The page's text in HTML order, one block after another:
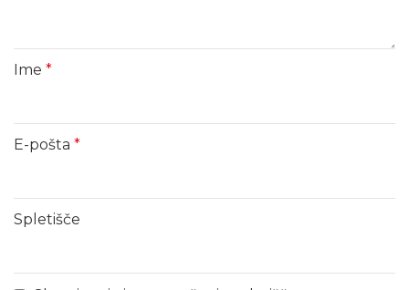
Ime *
E-pošta *
Spletišče